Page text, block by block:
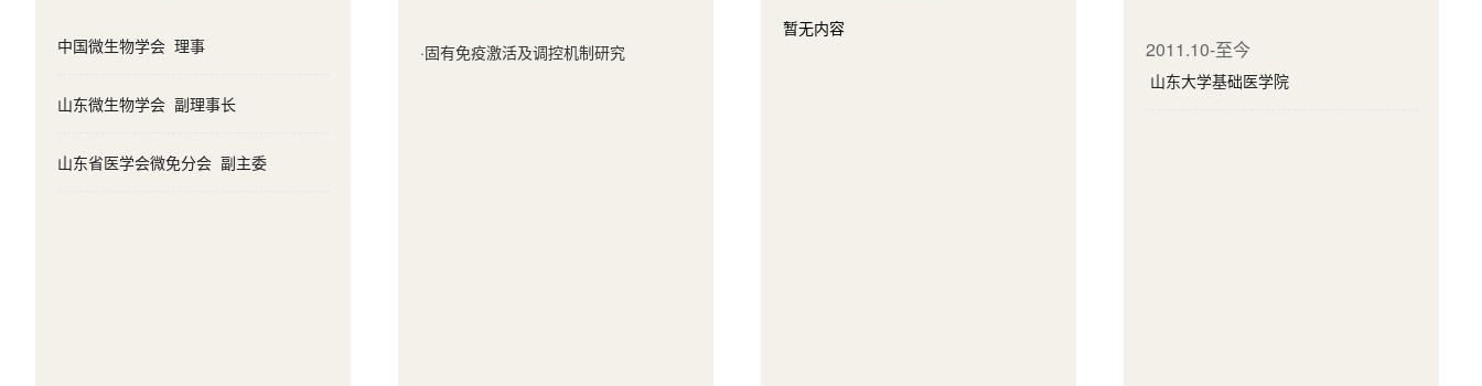
中国微生物学会 理事
山东微生物学会 副理事长
山东省医学会微免分会 副主委
·固有免疫激活及调控机制研究
暂无内容
2011.10-至今
山东大学基础医学院